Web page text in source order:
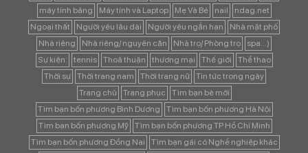
máy tính bảng
Máy tính và Laptop Mẹ Và Bé nail
ndag.net
Ngoại thất
Người yêu lâu dài Người yêu ngắn hạn
Nhà mặt phố
Nhà riêng
Nhà riêng/ nguyên căn Nhà trọ/ Phòng trọ
spa...)
Sự kiện:
tennis Thoả thuận thương mại Thế giới
Thể thao
Thời sự
Thời trang nam Thời trang nữ
Tin tức trong ngày
Trang chủ
Trang phục
Tìm bạn bè mới
Tìm bạn bốn phương Bình Dương
Tìm bạn bốn phương Hà Nội
Tìm bạn bốn phương Mỹ
Tìm bạn bốn phương TP Hồ Chí Minh
Tìm bạn bốn phương Đồng Nai
Tìm bạn gái có Nghề nghiệp khác